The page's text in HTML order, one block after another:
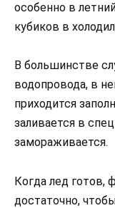
особенно в
кубиков в
В большинстве
водопровода, в
приходится
заливается в
замораживается.
Когда лед готов,
достаточно,